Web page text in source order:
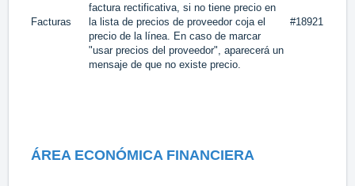
Facturas
factura rectificativa, si no tiene precio en
la lista de precios de proveedor coja el
precio de la línea. En caso de marcar
"usar precios del proveedor", aparecerá un
mensaje de que no existe precio.
#18921
ÁREA ECONÓMICA FINANCIERA